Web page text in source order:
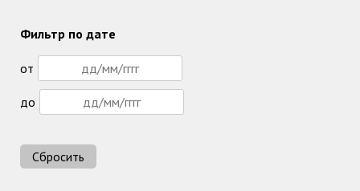
Фильтр по дате
от
до
Сбросить